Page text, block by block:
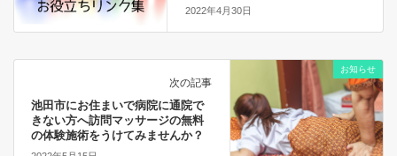
2022年4月30日
お知らせ
次の記事
池田市にお住まいで病院に通院で
きない方へ訪問マッサージの無料
の体験施術をうけてみませんか？